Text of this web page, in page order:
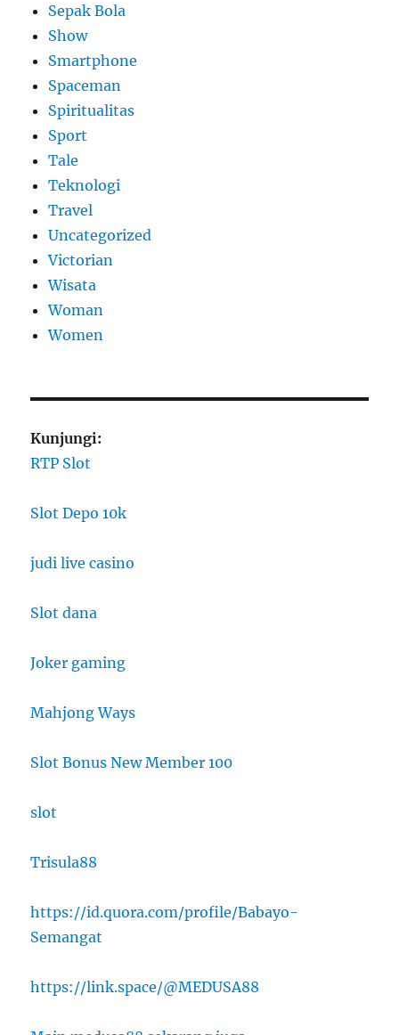
Sepak Bola
Show
Smartphone
Spaceman
Spiritualitas
Sport
Tale
Teknologi
Travel
Uncategorized
Victorian
Wisata
Woman
Women
Kunjungi:
RTP Slot
Slot Depo 10k
judi live casino
Slot dana
Joker gaming
Mahjong Ways
Slot Bonus New Member 100
slot
Trisula88
https://id.quora.com/profile/Babayo-
Semangat
https://link.space/@MEDUSA88